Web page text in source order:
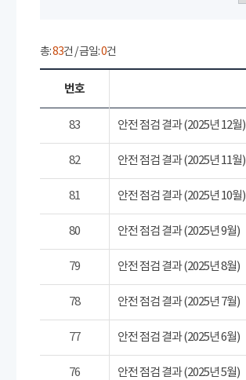
총:83건 / 금일:0건
번호
83 안전 점검 결과 (2025년 12월)
82 안전 점검 결과 (2025년 11월)
81 안전 점검 결과 (2025년 10월)
80 안전 점검 결과 (2025년 9월)
79 안전 점검 결과 (2025년 8월)
78 안전 점검 결과 (2025년 7월)
77 안전 점검 결과 (2025년 6월)
76 안전 점검 결과 (2025년 5월)